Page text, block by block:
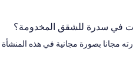
في سدرة للشقق المخدومة؟
مجانا بصورة مجانية في هذه المنشأة